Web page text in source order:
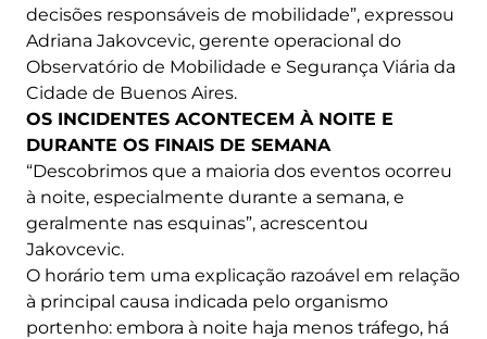
decisões responsáveis de mobilidade”, expressou
Adriana Jakovcevic, gerente operacional do
Observatório de Mobilidade e Segurança Viária da
Cidade de Buenos Aires.
OS INCIDENTES ACONTECEM À NOITE E
DURANTE OS FINAIS DE SEMANA
“Descobrimos que a maioria dos eventos ocorreu
à noite, especialmente durante a semana, e
geralmente nas esquinas”, acrescentou
Jakovcevic.
O horário tem uma explicação razoável em relação
à principal causa indicada pelo organismo
portenho: embora à noite haja menos tráfego, há